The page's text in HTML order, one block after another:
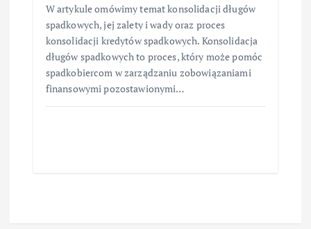
W artykule omówimy temat konsolidacji długów
spadkowych, jej zalety i wady oraz proces
konsolidacji kredytów spadkowych. Konsolidacja
długów spadkowych to proces, który może pomóc
spadkobiercom w zarządzaniu zobowiązaniami
finansowymi pozostawionymi…